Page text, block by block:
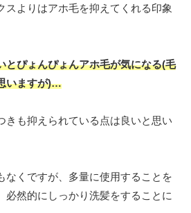
スよりはアホ毛を抑えてくれる印象
とぴょんぴょんアホ毛が気になる(毛
いますが)…
きも抑えられている点は良いと思い
なくですが、多量に使用することを
必然的にしっかり洗髪をすることに